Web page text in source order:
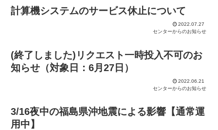
計算機システムのサービス休止について
2022.07.27
センターからのお知らせ
(終了しました)リクエスト一時投入不可のお
知らせ（対象日：6月27日）
2022.06.21
センターからのお知らせ
3/16夜中の福島県沖地震による影響【通常運
用中】